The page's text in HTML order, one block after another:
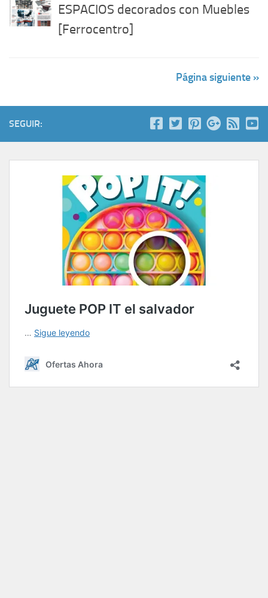
ESPACIOS decorados con Muebles
[Ferrocentro]
Página siguiente »
SEGUIR: